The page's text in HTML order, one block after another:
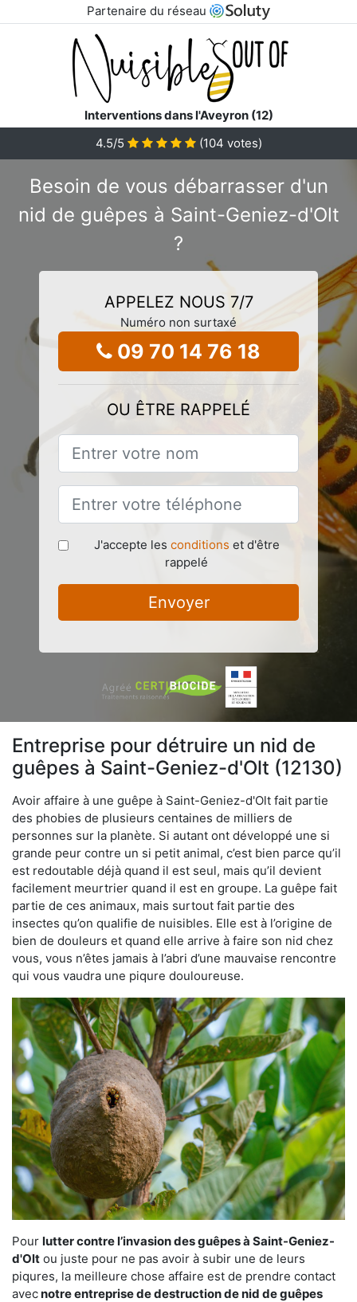
Partenaire du réseau
Interventions dans l'Aveyron (12)
4.5/5 (104 votes)
Besoin de vous débarrasser d'un
nid de guêpes à Saint-Geniez-d'Olt
?
APPELEZ NOUS 7/7
Numéro non surtaxé
09 70 14 76 18
OU ÊTRE RAPPELÉ
J'accepte les conditions et d'être
rappelé
Envoyer
Entreprise pour détruire un nid de
guêpes à Saint-Geniez-d'Olt (12130)
Avoir affaire à une guêpe à Saint-Geniez-d'Olt fait partie
des phobies de plusieurs centaines de milliers de
personnes sur la planète. Si autant ont développé une si
grande peur contre un si petit animal, c’est bien parce qu’il
est redoutable déjà quand il est seul, mais qu’il devient
facilement meurtrier quand il est en groupe. La guêpe fait
partie de ces animaux, mais surtout fait partie des
insectes qu’on qualifie de nuisibles. Elle est à l’origine de
bien de douleurs et quand elle arrive à faire son nid chez
vous, vous n’êtes jamais à l’abri d’une mauvaise rencontre
qui vous vaudra une piqure douloureuse.
Pour lutter contre l’invasion des guêpes à Saint-Geniez-
d'Olt ou juste pour ne pas avoir à subir une de leurs
piqures, la meilleure chose affaire est de prendre contact
avecnotre entreprise de destruction de nid de guêpes